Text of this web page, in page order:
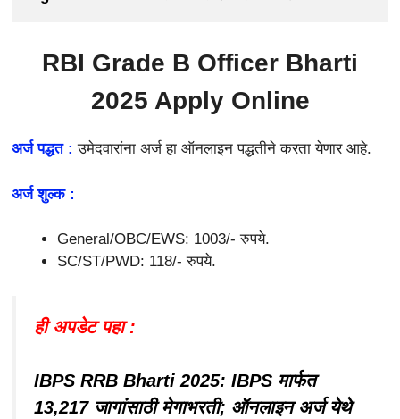
RBI Grade B Officer Bharti
2025 Apply Online
अर्ज पद्धत : उमेदवारांना अर्ज हा ऑनलाइन पद्धतीने करता येणार आहे.
अर्ज शुल्क :
General/OBC/EWS: 1003/- रुपये.
SC/ST/PWD: 118/- रुपये.
ही अपडेट पहा :
IBPS RRB Bharti 2025: IBPS मार्फत
13,217 जागांसाठी मेगाभरती; ऑनलाइन अर्ज येथे